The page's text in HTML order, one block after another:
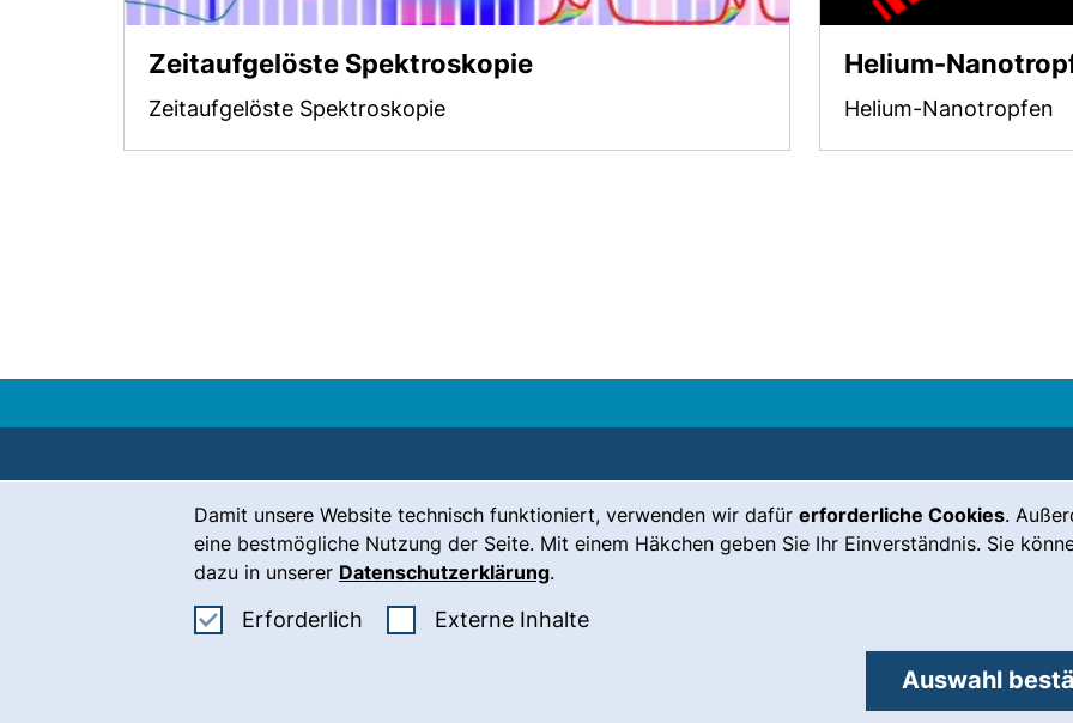
Damit unsere Website technisch funktioniert, verwenden wir dafür erforderliche Cookies.
eine bestmögliche Nutzung der Seite. Mit einem Häkchen geben Sie Ihr Einverständnis. Sie
dazu in unserer Datenschutzerklärung.
Erforderlich Erforderliche Cookies akzeptieren
Externe Inhalte: Externe Inhalte / Cookies akzeptieren
Auswahl
Zeitaufgelöste Spektroskopie
Zeitaufgelöste Spektroskopie
Helium-
Helium-Nanotropfen
Kontakt
Karriere
Presse
(externer Link, öffnet neues Fenster)
Leichte Sprache
Gebärdensprache
Impressum
Cookie-
Einstellungen